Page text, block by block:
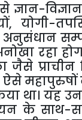
से ज्ञान-विज्ञान
, योगी-
अनुसंधान
रहा
जैसे प्राचीन
ऐसेमहापुरुषों
था। यह
के साथ-